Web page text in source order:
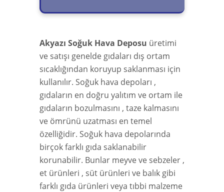
Akyazı Soğuk Hava Deposu üretimi
ve satışı genelde gıdaları dış ortam
sıcaklığından koruyup saklanması için
kullanılır. Soğuk hava depoları ,
gıdaların en doğru yalıtım ve ortam ile
gıdaların bozulmasını , taze kalmasını
ve ömrünü uzatması en temel
özelliğidir. Soğuk hava depolarında
birçok farklı gıda saklanabilir
korunabilir. Bunlar meyve ve sebzeler ,
et ürünleri , süt ürünleri ve balık gibi
farklı gıda ürünleri veya tıbbi malzeme